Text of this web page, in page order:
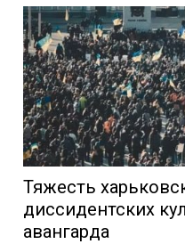
Тяжесть
диссидентских
авангарда